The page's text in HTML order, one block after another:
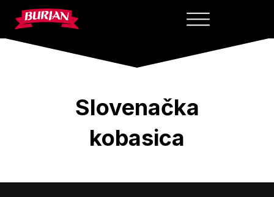
content
Slovenačka
kobasica